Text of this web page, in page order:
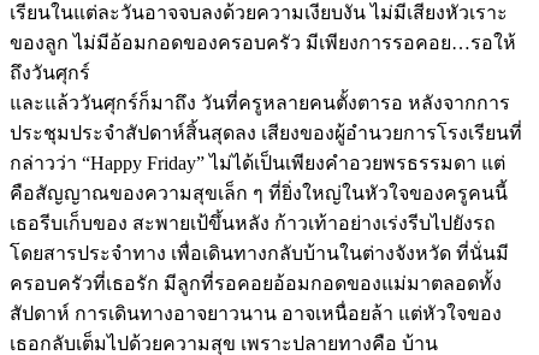
เรียนในแต่ละวันอาจจบลงด้วยความเงียบงัน ไม่มีเสียงหัวเราะ
ของลูก ไม่มีอ้อมกอดของครอบครัว มีเพียงการรอคอย…รอให้
ถึงวันศุกร์
และแล้ววันศุกร์ก็มาถึง วันที่ครูหลายคนตั้งตารอ หลังจากการ
ประชุมประจำสัปดาห์สิ้นสุดลง เสียงของผู้อำนวยการโรงเรียนที่
กล่าวว่า “Happy Friday” ไม่ได้เป็นเพียงคำอวยพรธรรมดา แต่
คือสัญญาณของความสุขเล็ก ๆ ที่ยิ่งใหญ่ในหัวใจของครูคนนี้
เธอรีบเก็บของ สะพายเป้ขึ้นหลัง ก้าวเท้าอย่างเร่งรีบไปยังรถ
โดยสารประจำทาง เพื่อเดินทางกลับบ้านในต่างจังหวัด ที่นั่นมี
ครอบครัวที่เธอรัก มีลูกที่รอคอยอ้อมกอดของแม่มาตลอดทั้ง
สัปดาห์ การเดินทางอาจยาวนาน อาจเหนื่อยล้า แต่หัวใจของ
เธอกลับเต็มไปด้วยความสุข เพราะปลายทางคือ บ้าน